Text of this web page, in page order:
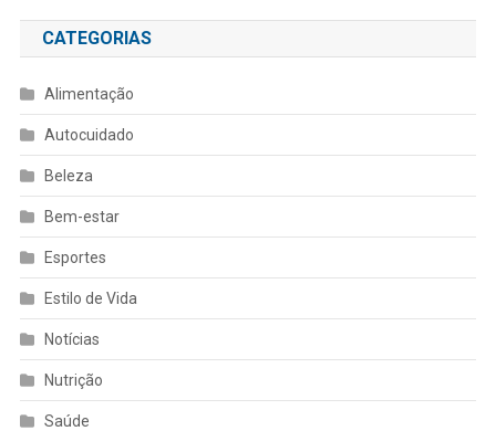
CATEGORIAS
Alimentação
Autocuidado
Beleza
Bem-estar
Esportes
Estilo de Vida
Notícias
Nutrição
Saúde